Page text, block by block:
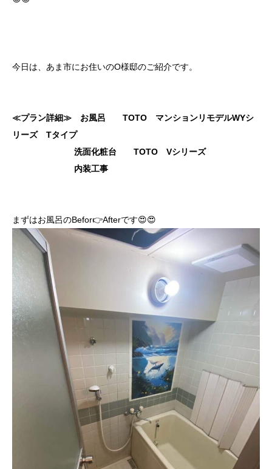
今日は、あま市にお住いのO様邸のご紹介です。
≪プラン詳細≫ お風呂 TOTO マンションリモデルWYシ
リーズ Tタイプ
洗面化粧台 TOTO Vシリーズ
内装工事
まずはお風呂のBefor👉Afterです😍😍